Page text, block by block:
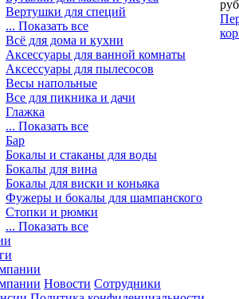
Вертушки для специй
... Показать все
Всё для дома и кухни
Аксессуары для ванной комнаты
Аксессуары для пылесосов
Весы напольные
Все для пикника и дачи
Глажка
... Показать все
Бар
Бокалы и стаканы для воды
Бокалы для вина
Бокалы для виски и коньяка
Фужеры и бокалы для шампанского
Стопки и рюмки
... Показать все
Новости Сотрудники